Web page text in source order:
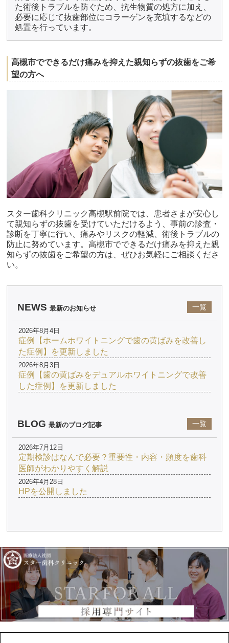
た術後トラブルを防ぐため、抗生物質の処方に加え、
必要に応じて抜歯部位にコラーゲンを充填するなどの
処置を行っています。
高槻市でできるだけ痛みを抑えた親知らずの抜歯をご希
望の方へ
スター歯科クリニック高槻駅前院では、患者さまが安心し
て親知らずの抜歯を受けていただけるよう、事前の診査・
診断を丁寧に行い、痛みやリスクの軽減、術後トラブルの
防止に努めています。高槻市でできるだけ痛みを抑えた親
知らずの抜歯をご希望の方は、ぜひお気軽にご相談くださ
い。
NEWS 最新のお知らせ 一覧
2026年8月4日
症例【ホームホワイトニングで歯の黄ばみを改善し
た症例】を更新しました
2026年8月3日
症例【歯の黄ばみをデュアルホワイトニングで改善
した症例】を更新しました
BLOG 最新のブログ記事 一覧
2026年7月12日
定期検診はなんで必要？重要性・内容・頻度を歯科
医師がわかりやすく解説
2026年4月28日
HPを公開しました